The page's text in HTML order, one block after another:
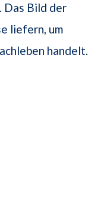
Das Bild der
liefern, um
handelt.